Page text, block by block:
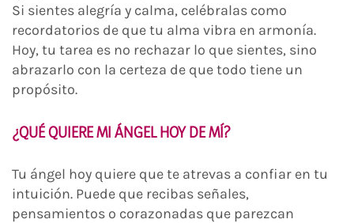
Si sientes alegría y calma, celébralas como
recordatorios de que tu alma vibra en armonía.
Hoy, tu tarea es no rechazar lo que sientes, sino
abrazarlo con la certeza de que todo tiene un
propósito.
¿QUÉ QUIERE MI ÁNGEL HOY DE MÍ?
Tu ángel hoy quiere que te atrevas a confiar en tu
intuición. Puede que recibas señales,
pensamientos o corazonadas que parezcan